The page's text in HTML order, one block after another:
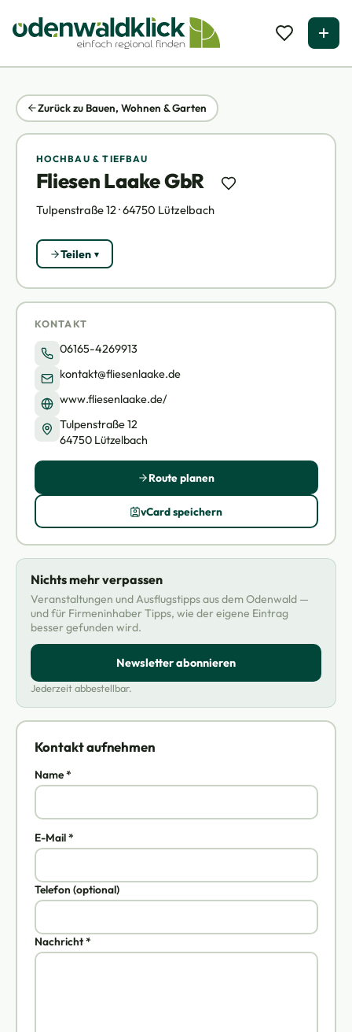
Zurück zu Bauen, Wohnen & Garten
HOCHBAU & TIEFBAU
Fliesen Laake GbR
Tulpenstraße 12 · 64750 Lützelbach
Teilen
Kontakt aufnehmen
Name *
E-Mail *
Telefon (optional)
Nachricht *
KONTAKT
06165-4269913
kontakt@fliesenlaake.de
www.fliesenlaake.de/
Tulpenstraße 12
64750 Lützelbach
Route planen
vCard speichern
Nichts mehr verpassen
Veranstaltungen und Ausflugstipps aus dem Odenwald —
und für Firmeninhaber Tipps, wie der eigene Eintrag
besser gefunden wird.
Newsletter abonnieren
Jederzeit abbestellbar.